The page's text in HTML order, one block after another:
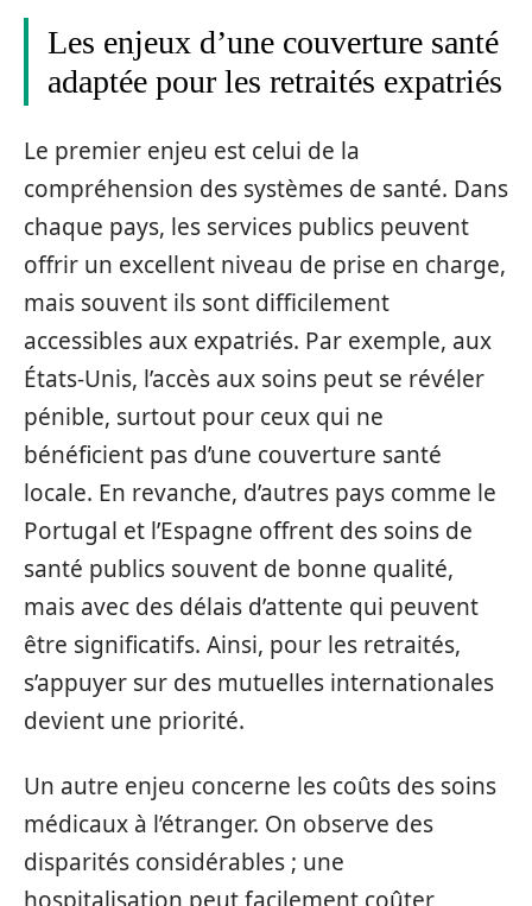
Les enjeux d’une couverture santé
adaptée pour les retraités expatriés
Le premier enjeu est celui de la
compréhension des systèmes de santé. Dans
chaque pays, les services publics peuvent
offrir un excellent niveau de prise en charge,
mais souvent ils sont difficilement
accessibles aux expatriés. Par exemple, aux
États-Unis, l’accès aux soins peut se révéler
pénible, surtout pour ceux qui ne
bénéficient pas d’une couverture santé
locale. En revanche, d’autres pays comme le
Portugal et l’Espagne offrent des soins de
santé publics souvent de bonne qualité,
mais avec des délais d’attente qui peuvent
être significatifs. Ainsi, pour les retraités,
s’appuyer sur des mutuelles internationales
devient une priorité.
Un autre enjeu concerne les coûts des soins
médicaux à l’étranger. On observe des
disparités considérables ; une
hospitalisation peut facilement coûter